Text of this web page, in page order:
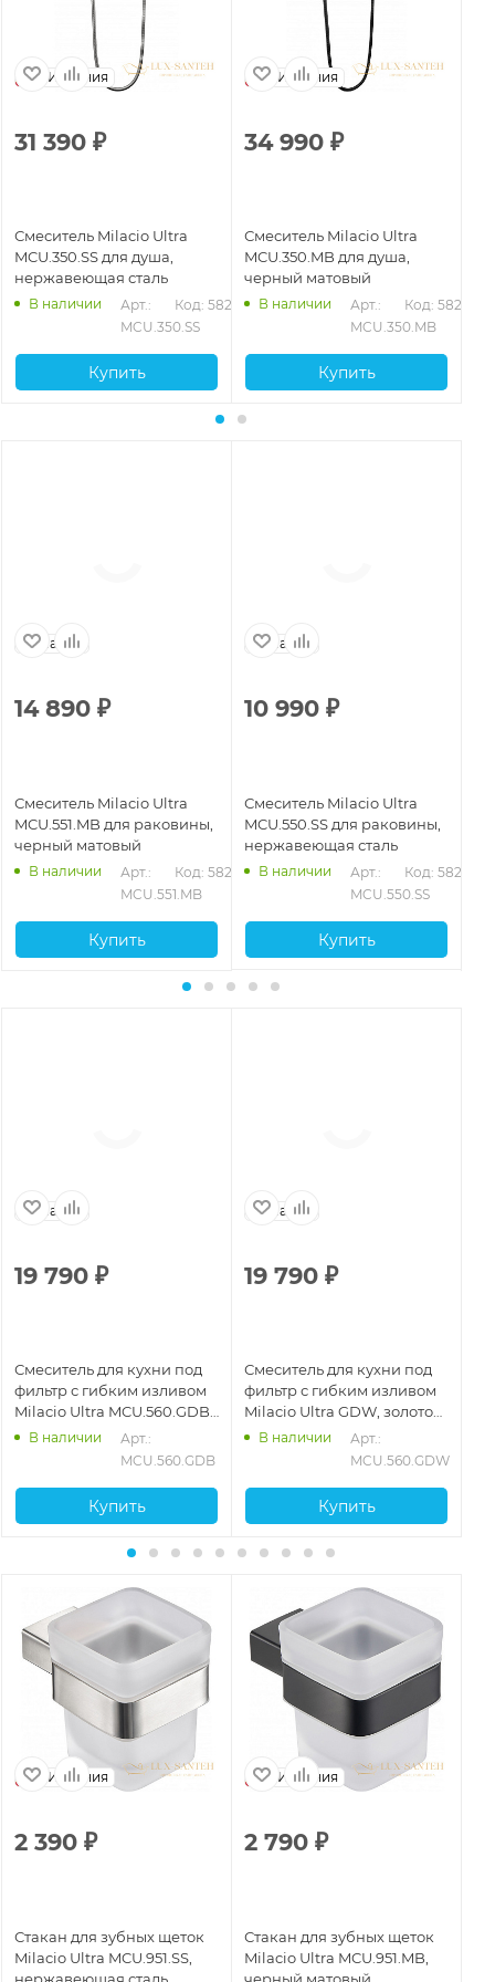
Испания
31 390 ₽
Смеситель Milacio Ultra
MCU.350.SS для душа,
нержавеющая сталь
В наличии
Арт.:
MCU.350.SS
Код: 58278
Купить
Испания
34 990 ₽
Смеситель Milacio Ultra
MCU.350.MB для душа,
черный матовый
В наличии
Арт.:
MCU.350.MB
Код: 58277
Купить
Испания
14 890 ₽
Смеситель Milacio Ultra
MCU.551.MB для раковины,
черный матовый
В наличии
Арт.:
MCU.551.MB
Код: 58281
Купить
Испания
10 990 ₽
Смеситель Milacio Ultra
MCU.550.SS для раковины,
нержавеющая сталь
В наличии
Арт.:
MCU.550.SS
Код: 58279
Купить
Испания
19 790 ₽
Смеситель для кухни под
фильтр с гибким изливом
Milacio Ultra MCU.560.GDB,
золото брашированное/
В наличии
Арт.:
MCU.560.GDB
Купить
Испания
19 790 ₽
Смеситель для кухни под
фильтр с гибким изливом
Milacio Ultra GDW, золото
брашированное/белый
В наличии
Арт.:
MCU.560.GDW
Купить
Испания
2 390 ₽
Стакан для зубных щеток
Milacio Ultra MCU.951.SS,
нержавеющая сталь
Испания
2 790 ₽
Стакан для зубных щеток
Milacio Ultra MCU.951.MB,
черный матовый